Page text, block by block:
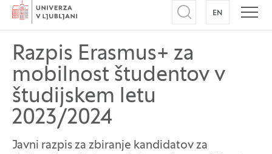
Domov
Odpri iskalnik
EN NA
Razpis Erasmus+ za
mobilnost študentov v
študijskem letu
2023/2024
Javni razpis za zbiranje kandidatov za